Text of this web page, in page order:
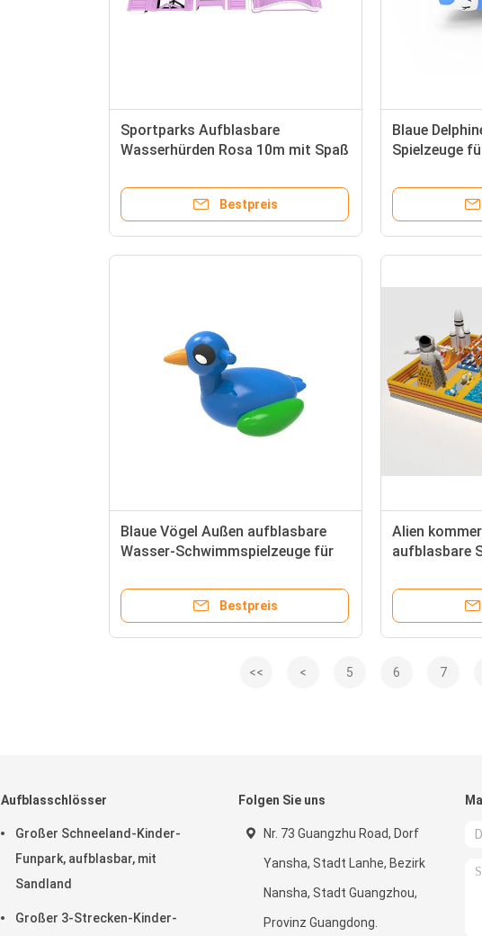
Sportparks Aufblasbare
Wasserhürden Rosa 10m mit Spaß
Bestpreis
Blaue
Spielzeuge
Blaue Vögel Außen aufblasbare
Wasser-Schwimmspielzeuge für
Bestpreis
Alien
aufblasbare
<< < 5 6 7
Aufblasschlösser
Großer Schneeland-Kinder-
Funpark, aufblasbar, mit
Sandland
Großer 3-Strecken-Kinder-
Folgen Sie uns
Nr. 73 Guangzhu Road, Dorf
Yansha, Stadt Lanhe, Bezirk
Nansha, Stadt Guangzhou,
Provinz Guangdong.